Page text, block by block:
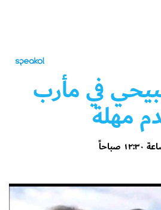
في مأرب
مهلة